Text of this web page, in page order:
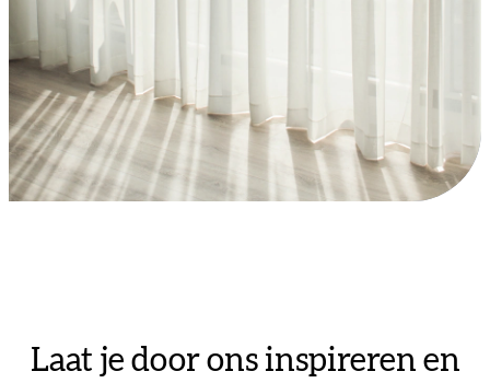
Laat je door ons inspireren en